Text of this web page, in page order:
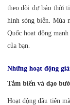
theo dõi dự báo thời
hình sóng biển. Mùa
Quốc hoạt động
của bạn.
Những hoạt động
Tắm biển và dạo
Hoạt động đầu tiên